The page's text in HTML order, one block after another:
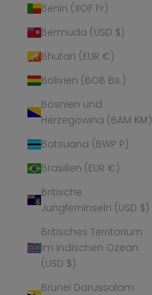
Benin (XOF Fr)
Bermuda (USD $)
Bhutan (EUR €)
Bolivien (BOB Bs.)
Bosnien und
Herzegowina (BAM КМ)
Botsuana (BWP P)
Brasilien (EUR €)
Britische
Jungferninseln (USD $)
Britisches Territorium
im Indischen Ozean
(USD $)
Brunei Darussalam